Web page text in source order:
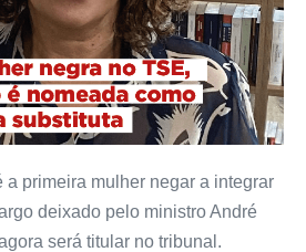
a primeira mulher negar a integrar
deixado pelo ministro André
será titular no tribunal.